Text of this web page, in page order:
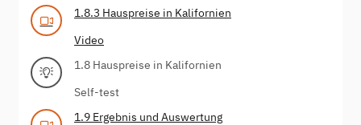
1.8.3 Hauspreise in Kalifornien
Video
1.8 Hauspreise in Kalifornien
Self-test
1.9 Ergebnis und Auswertung